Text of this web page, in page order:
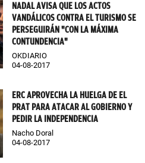
NADAL AVISA QUE LOS ACTOS
VANDÁLICOS CONTRA EL TURISMO SE
PERSEGUIRÁN "CON LA MÁXIMA
CONTUNDENCIA"
OKDIARIO
04-08-2017
ERC APROVECHA LA HUELGA DE EL
PRAT PARA ATACAR AL GOBIERNO Y
PEDIR LA INDEPENDENCIA
Nacho Doral
04-08-2017